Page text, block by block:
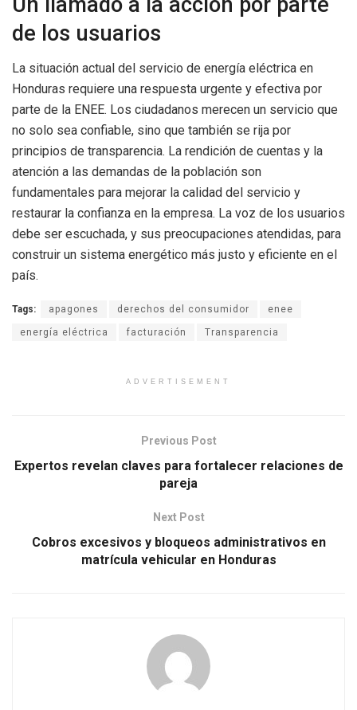
de los usuarios
La situación actual del servicio de energía eléctrica en
Honduras requiere una respuesta urgente y efectiva por
parte de la ENEE. Los ciudadanos merecen un servicio que
no solo sea confiable, sino que también se rija por
principios de transparencia. La rendición de cuentas y la
atención a las demandas de la población son
fundamentales para mejorar la calidad del servicio y
restaurar la confianza en la empresa. La voz de los usuarios
debe ser escuchada, y sus preocupaciones atendidas, para
construir un sistema energético más justo y eficiente en el
país.
Tags: apagones derechos del consumidor enee
energía eléctrica facturación Transparencia
ADVERTISEMENT
Previous Post
Expertos revelan claves para fortalecer relaciones de
pareja
Next Post
Cobros excesivos y bloqueos administrativos en
matrícula vehicular en Honduras